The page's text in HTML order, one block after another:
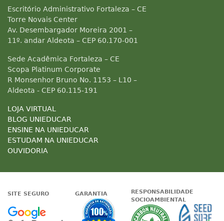
Escritório Administrativo Fortaleza – CE
Torre Novais Center
Av. Desembargador Moreira 2001 –
11º. andar Aldeota – CEP 60.170-001
Sede Acadêmica Fortaleza – CE
Scopa Platinum Corporate
R Monsenhor Bruno No. 1153 – L10 –
Aldeota - CEP 60.115-191
LOJA VIRTUAL
BLOG UNIEDUCAR
ENSINE NA UNIEDUCAR
ESTUDAM NA UNIEDUCAR
OUVIDORIA
SITE SEGURO
Google - Status do site no
GARANTIA
Garantia de
RESPONSABILIDADE
SOCIOAMBIENTAL
A